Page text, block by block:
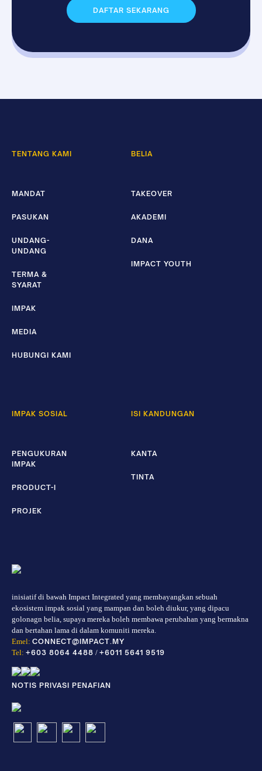
DAFTAR SEKARANG
TENTANG KAMI
MANDAT
PASUKAN
UNDANG-
UNDANG
TERMA &
SYARAT
IMPAK
MEDIA
HUBUNGI KAMI
BELIA
TAKEOVER
AKADEMI
DANA
IMPACT YOUTH
IMPAK SOSIAL
PENGUKURAN
IMPAK
PRODUCT-I
PROJEK
ISI KANDUNGAN
KANTA
TINTA
inisiatif di bawah Impact Integrated yang membayangkan sebuah
ekosistem impak sosial yang mampan dan boleh diukur, yang dipacu
golonagn belia, supaya mereka boleh membawa perubahan yang bermakna
dan bertahan lama di dalam komuniti mereka.
Emel: CONNECT@IMPACT.MY
Tel: +603 8064 4488 / +6011 5641 9519
NOTIS PRIVASI PENAFIAN